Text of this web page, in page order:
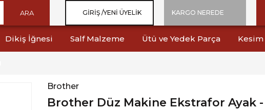
ARA GIRIŞ /YENI ÜYELIK KARGO NEREDE
Dikiş İğnesi Salf Malzeme Ütü ve Yedek Parça
Brother
Brother Düz Makine Ekstrafor Ayak -